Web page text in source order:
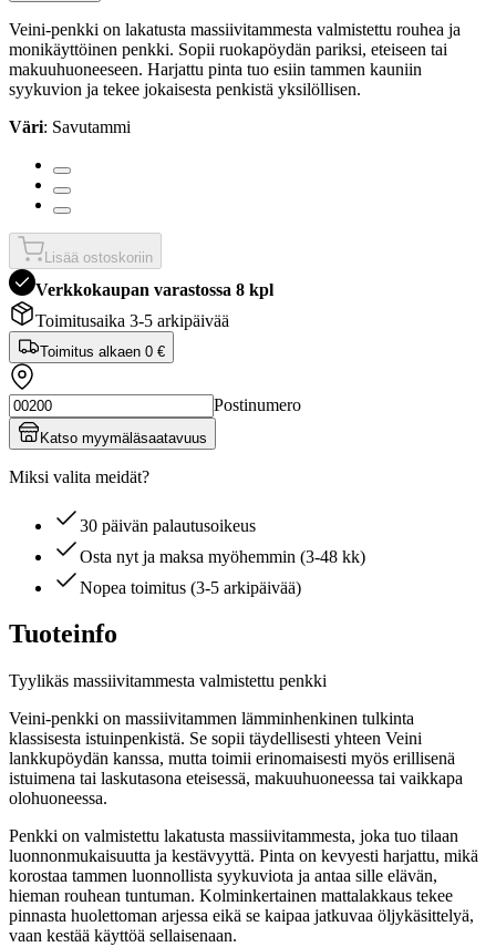
Veini-penkki on lakatusta massiivitammesta valmistettu rouhea ja
monikäyttöinen penkki. Sopii ruokapöydän pariksi, eteiseen tai
makuuhuoneeseen. Harjattu pinta tuo esiin tammen kauniin
syykuvion ja tekee jokaisesta penkistä yksilöllisen.
Väri: Savutammi
Lisää ostoskoriin
Verkkokaupan varastossa 8 kpl
Toimitusaika 3-5 arkipäivää
Toimitus alkaen 0 €
Postinumero
Katso myymäläsaatavuus
Miksi valita meidät?
30 päivän palautusoikeus
Osta nyt ja maksa myöhemmin (3-48 kk)
Nopea toimitus (3-5 arkipäivää)
Tuoteinfo
Tyylikäs massiivitammesta valmistettu penkki
Veini-penkki on massiivitammen lämminhenkinen tulkinta
klassisesta istuinpenkistä. Se sopii täydellisesti yhteen Veini
lankkupöydän kanssa, mutta toimii erinomaisesti myös erillisenä
istuimena tai laskutasona eteisessä, makuuhuoneessa tai vaikkapa
olohuoneessa.
Penkki on valmistettu lakatusta massiivitammesta, joka tuo tilaan
luonnonmukaisuutta ja kestävyyttä. Pinta on kevyesti harjattu, mikä
korostaa tammen luonnollista syykuviota ja antaa sille elävän,
hieman rouhean tuntuman. Kolminkertainen mattalakkaus tekee
pinnasta huolettoman arjessa eikä se kaipaa jatkuvaa öljykäsittelyä,
vaan kestää käyttöä sellaisenaan.